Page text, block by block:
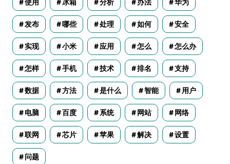
使用 冰箱 分析 办法 华为
发布 哪些 处理 如何 安全
实现 小米 应用 怎么 怎么办
怎样 手机 技术 排名 支持
数据 方法 是什么 智能 用户
电脑 百度 系统 网站 网络
联网 芯片 苹果 解决 设置
问题